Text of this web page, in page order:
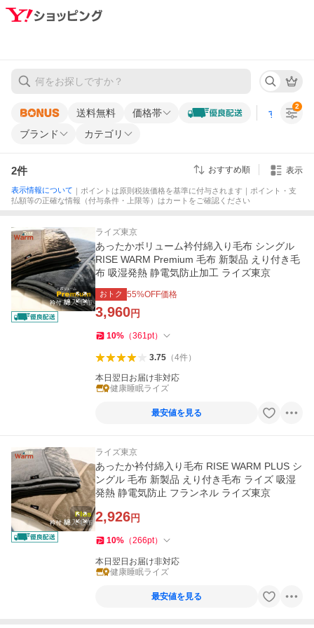
送料無料 価格帯 すべての条
ブランド カテゴリ
2
2件 おすすめ順 表示
表示情報について ｜ポイントは原則税抜価格を基準に付与されます｜ポイント・支
払額等の正確な情報（付与条件・上限等）はカートをご確認ください
ライズ東京
あったかボリューム衿付綿入り毛布 シングル
RISE WARM Premium 毛布 新製品 えり付き毛
布 吸湿発熱 静電気防止加工 ライズ東京
おトク 55%OFF価格
3,960円
10% （361pt）
3.75（4件）
本日翌日お届け非対応
健康睡眠ライズ
最安値を見る
ライズ東京
あったか衿付綿入り毛布 RISE WARM PLUS シ
ングル 毛布 新製品 えり付き毛布 ライズ 吸湿
発熱 静電気防止 フランネル ライズ東京
2,926円
10% （266pt）
本日翌日お届け非対応
健康睡眠ライズ
最安値を見る